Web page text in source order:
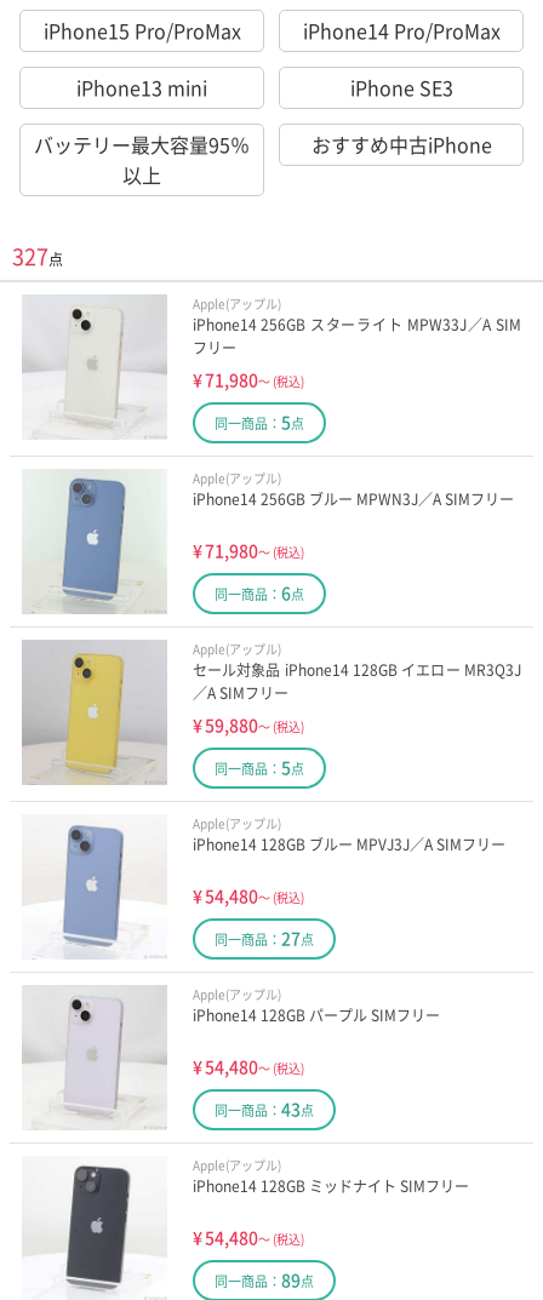
iPhone15 Pro/ProMax
iPhone14 Pro/ProMax
iPhone13 mini
iPhone SE3
バッテリー最大容量95％
以上
おすすめ中古iPhone
327点
Apple(アップル)
iPhone14 256GB スターライト MPW33J／A SIM
フリー
¥71,980～ (税込)
同一商品： 5点
Apple(アップル)
iPhone14 256GB ブルー MPWN3J／A SIMフリー
¥71,980～ (税込)
同一商品： 6点
Apple(アップル)
セール対象品 iPhone14 128GB イエロー MR3Q3J
／A SIMフリー
¥59,880～ (税込)
同一商品： 5点
Apple(アップル)
iPhone14 128GB ブルー MPVJ3J／A SIMフリー
¥54,480～ (税込)
同一商品： 27点
Apple(アップル)
iPhone14 128GB パープル SIMフリー
¥54,480～ (税込)
同一商品： 43点
Apple(アップル)
iPhone14 128GB ミッドナイト SIMフリー
¥54,480～ (税込)
同一商品： 89点